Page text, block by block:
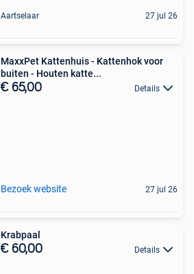
Aartselaar 27 jul 26
MaxxPet Kattenhuis - Kattenhok voor
buiten - Houten katte...
€ 65,00 Details
Bezoek website 27 jul 26
Krabpaal
€ 60,00 Details